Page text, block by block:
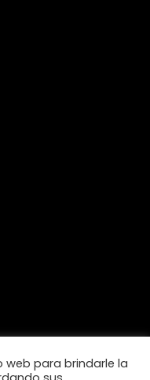
web para brindarle la